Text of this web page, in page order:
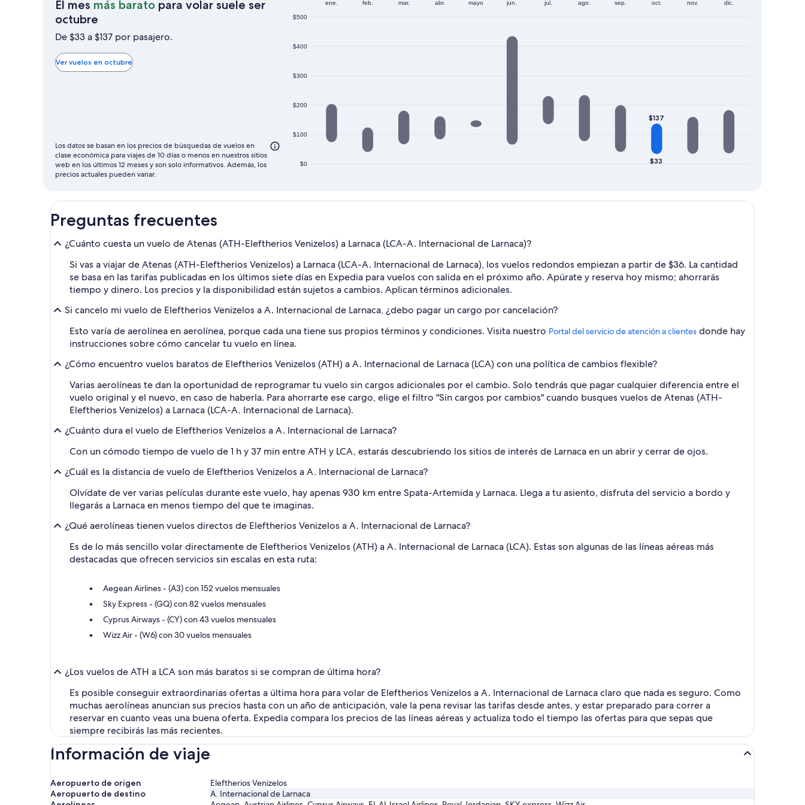
El mes más barato para volar suele ser
octubre
mes
barato
para
De $33 a $137 por pasajero.
Ver vuelos en octubre
$0
$100
$200
$300
$400
$500
ene. feb. mar. abr. mayo jun. jul. ago. sep. oct. nov. dic.
$33
$137
Los datos se basan en los precios de búsquedas de vuelos en
clase económica para viajes de 10 días o menos en nuestros sitios
web en los últimos 12 meses y son solo informativos. Además, los
precios actuales pueden variar.
Preguntas frecuentes
¿Cuánto cuesta un vuelo de Atenas (ATH-Eleftherios Venizelos) a Larnaca (LCA-A. Internacional de Larnaca)?
Si vas a viajar de Atenas (ATH-Eleftherios Venizelos) a Larnaca (LCA-A. Internacional de Larnaca), los vuelos redondos empiezan a partir de $36. La cantidad
se basa en las tarifas publicadas en los últimos siete días en Expedia para vuelos con salida en el próximo año. Apúrate y reserva hoy mismo; ahorrarás
tiempo y dinero. Los precios y la disponibilidad están sujetos a cambios. Aplican términos adicionales.
Si cancelo mi vuelo de Eleftherios Venizelos a A. Internacional de Larnaca, ¿debo pagar un cargo por cancelación?
Esto varía de aerolínea en aerolínea, porque cada una tiene sus propios términos y condiciones. Visita nuestro Portal del servicio de atención a clientes donde hay
instrucciones sobre cómo cancelar tu vuelo en línea.
¿Cómo encuentro vuelos baratos de Eleftherios Venizelos (ATH) a A. Internacional de Larnaca (LCA) con una política de cambios flexible?
Varias aerolíneas te dan la oportunidad de reprogramar tu vuelo sin cargos adicionales por el cambio. Solo tendrás que pagar cualquier diferencia entre el
vuelo original y el nuevo, en caso de haberla. Para ahorrarte ese cargo, elige el filtro "Sin cargos por cambios" cuando busques vuelos de Atenas (ATH-
Eleftherios Venizelos) a Larnaca (LCA-A. Internacional de Larnaca).
¿Cuánto dura el vuelo de Eleftherios Venizelos a A. Internacional de Larnaca?
Con un cómodo tiempo de vuelo de 1 h y 37 min entre ATH y LCA, estarás descubriendo los sitios de interés de Larnaca en un abrir y cerrar de ojos.
¿Cuál es la distancia de vuelo de Eleftherios Venizelos a A. Internacional de Larnaca?
Olvídate de ver varias películas durante este vuelo, hay apenas 930 km entre Spata-Artemida y Larnaca. Llega a tu asiento, disfruta del servicio a bordo y
llegarás a Larnaca en menos tiempo del que te imaginas.
¿Qué aerolíneas tienen vuelos directos de Eleftherios Venizelos a A. Internacional de Larnaca?
Es de lo más sencillo volar directamente de Eleftherios Venizelos (ATH) a A. Internacional de Larnaca (LCA). Estas son algunas de las líneas aéreas más
destacadas que ofrecen servicios sin escalas en esta ruta:
Aegean Airlines - (A3) con 152 vuelos mensuales
Sky Express - (GQ) con 82 vuelos mensuales
Cyprus Airways - (CY) con 43 vuelos mensuales
Wizz Air - (W6) con 30 vuelos mensuales
¿Los vuelos de ATH a LCA son más baratos si se compran de última hora?
Es posible conseguir extraordinarias ofertas a última hora para volar de Eleftherios Venizelos a A. Internacional de Larnaca claro que nada es seguro. Como
muchas aerolíneas anuncian sus precios hasta con un año de anticipación, vale la pena revisar las tarifas desde antes, y estar preparado para correr a
reservar en cuanto veas una buena oferta. Expedia compara los precios de las líneas aéreas y actualiza todo el tiempo las ofertas para que sepas que
siempre recibirás las más recientes.
Información de viaje
Aeropuerto de origen
Eleftherios Venizelos
Aeropuerto de destino
A. Internacional de Larnaca